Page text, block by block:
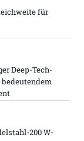
für
Deep-Tech-
200 W-